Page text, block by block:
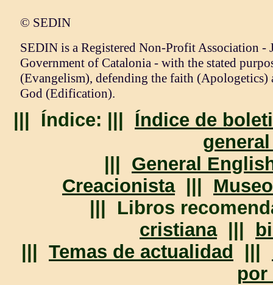
© SEDIN
SEDIN is a Registered Non-Profit Association -
Government of Catalonia - with the stated
(Evangelism), defending the faith
God (Edification).
||| Índice: ||| Índice de
General
Creacionista|||
||| Libros
cristiana|||
Temas de actualidad
por